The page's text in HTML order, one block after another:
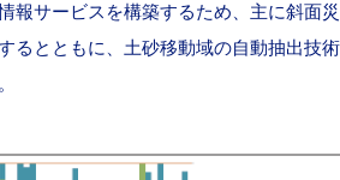
報サービスを構築するため、主に斜面災
るとともに、土砂移動域の自動抽出技術